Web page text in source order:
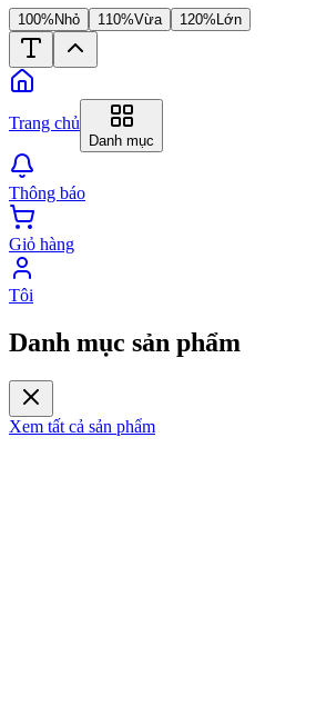
100% Nhỏ 110%Vừa 120% Lớn
Trang chủ
Danh mục
Thông báo
Giỏ hàng
Tôi
Danh mục sản phẩm
Xem tất cả sản phẩm